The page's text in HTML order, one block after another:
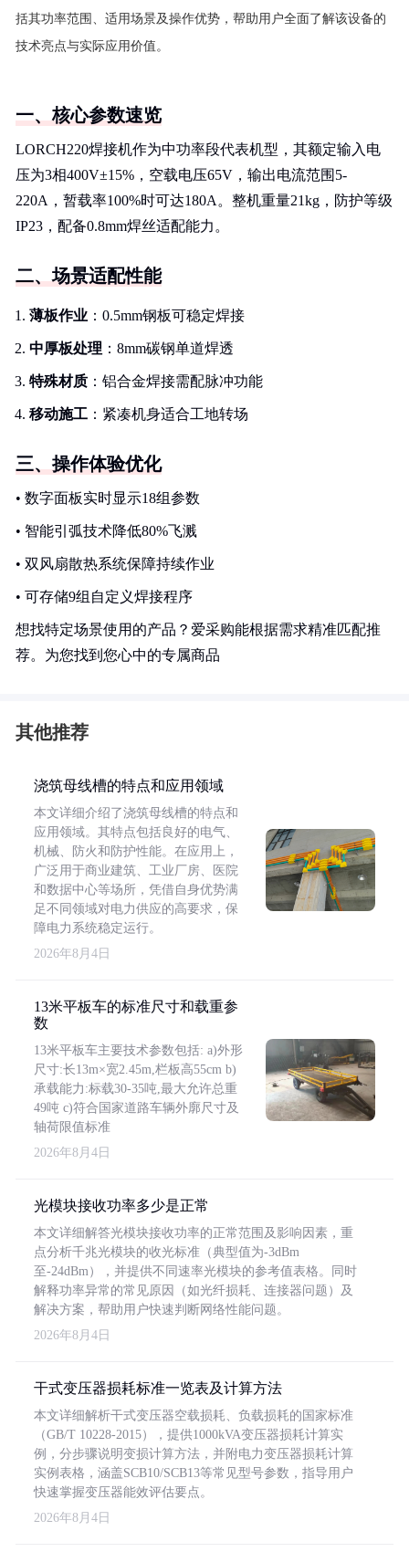
括其功率范围、适用场景及操作优势，帮助用户全面了解该设备的
技术亮点与实际应用价值。
一、核心参数速览
LORCH220焊接机作为中功率段代表机型，其额定输入电
压为3相400V±15%，空载电压65V，输出电流范围5-
220A，暂载率100%时可达180A。整机重量21kg，防护等级
IP23，配备0.8mm焊丝适配能力。
二、场景适配性能
薄板作业 ：0.5mm钢板可稳定焊接
中厚板处理 ：8mm碳钢单道焊透
特殊材质 ：铝合金焊接需配脉冲功能
移动施工 ：紧凑机身适合工地转场
三、操作体验优化
• 数字面板实时显示18组参数
• 智能引弧技术降低80%飞溅
• 双风扇散热系统保障持续作业
• 可存储9组自定义焊接程序
想找特定场景使用的产品？爱采购能根据需求精准匹配推
荐。为您找到您心中的专属商品
其他推荐
浇筑母线槽的特点和应用领域
本文详细介绍了浇筑母线槽的特点和
应用领域。其特点包括良好的电气、
机械、防火和防护性能。在应用上，
广泛用于商业建筑、工业厂房、医院
和数据中心等场所，凭借自身优势满
足不同领域对电力供应的高要求，保
障电力系统稳定运行。
2026年8月4日
13米平板车的标准尺寸和载重参
数
13米平板车主要技术参数包括: a)外形
尺寸:长13m×宽2.45m,栏板高55cm b)
承载能力:标载30-35吨,最大允许总重
49吨 c)符合国家道路车辆外廓尺寸及
轴荷限值标准
2026年8月4日
光模块接收功率多少是正常
本文详细解答光模块接收功率的正常范围及影响因素，重
点分析千兆光模块的收光标准（典型值为-3dBm
至-24dBm），并提供不同速率光模块的参考值表格。同时
解释功率异常的常见原因（如光纤损耗、连接器问题）及
解决方案，帮助用户快速判断网络性能问题。
2026年8月4日
干式变压器损耗标准一览表及计算方法
本文详细解析干式变压器空载损耗、负载损耗的国家标准
（GB/T 10228-2015），提供1000kVA变压器损耗计算实
例，分步骤说明变损计算方法，并附电力变压器损耗计算
实例表格，涵盖SCB10/SCB13等常见型号参数，指导用户
快速掌握变压器能效评估要点。
2026年8月4日